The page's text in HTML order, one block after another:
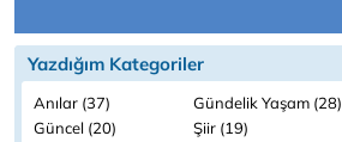
Yazdığım Kategoriler
Anılar (37)
Gündelik Yaşam (28)
Güncel (20)
Şiir (19)